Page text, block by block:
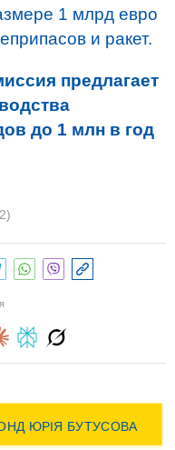
1 млрд евро
и ракет.
предлагает
до 1 млн в год